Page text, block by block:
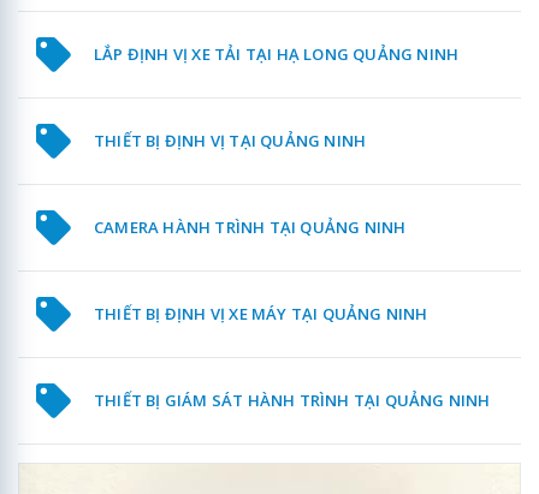
LẮP ĐỊNH VỊ XE TẢI TẠI HẠ LONG QUẢNG NINH
THIẾT BỊ ĐỊNH VỊ TẠI QUẢNG NINH
CAMERA HÀNH TRÌNH TẠI QUẢNG NINH
THIẾT BỊ ĐỊNH VỊ XE MÁY TẠI QUẢNG NINH
THIẾT BỊ GIÁM SÁT HÀNH TRÌNH TẠI QUẢNG NINH